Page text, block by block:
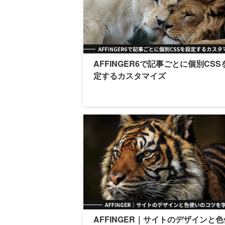
AFFINGER6で記事ごとに個別CSS
定するカスタマイズ
AFFINGER｜サイトのデザインと